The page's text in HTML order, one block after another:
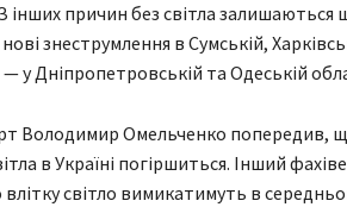
З інших причин без світла
знеструмлення в Сумській,
у Дніпропетровській та Одеській
Володимир Омельченко попередив, що
в Україні погіршиться. Інший
світло вимикатимуть в